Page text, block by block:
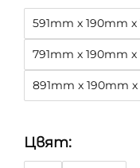
591mm x 190mm x
791mm x 190mm x
891mm x 190mm
Цвят: